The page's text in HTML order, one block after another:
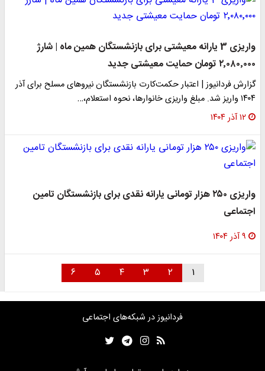
واریزی 3 یارانه معیشتی برای بازنشستگان همین ماه | شارژ
۲٬۰۸۰٬۰۰۰ تومان حمایت معیشتی جدید
گزارش فردانیوز | اعتبار حکمت‌کارت بازنشستگان نیروهای مسلح برای آذر
۱۴۰۴ واریز شد. مبلغ واریزی خانوارها، نحوه استعلام،…
۱۲ آذر ۱۴۰۴
واریزی ۲۵۰ هزار تومانی یارانه نقدی برای بازنشستگان تامین
اجتماعی
۹ آذر ۱۴۰۴
۱ ۲ ۳ ۴ ۵ ۶
فردانیوز در شبکه‌های اجتماعی